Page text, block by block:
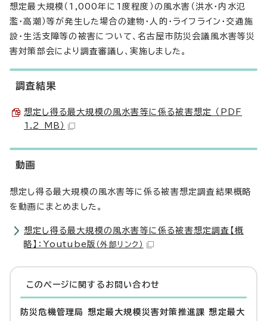
想定最大規模（1,000年に1度程度）の風水害（洪水・内水氾
濫・高潮）等が発生した場合の建物・人的・ライフライン・交通施
設・生活支障等の被害について、名古屋市防災会議風水害等災
害対策部会により調査審議し、実施しました。
調査結果
想定し得る最大規模の風水害等に係る被害想定 （PDF
1.2 MB）
動画
想定し得る最大規模の風水害等に係る被害想定調査結果概略
を動画にまとめました。
想定し得る最大規模の風水害等に係る被害想定調査【概
略】：Youtube版 （外部リンク）
このページに関する お問い合わせ
防災危機管理局 想定最大規模災害対策推進課 想定最大